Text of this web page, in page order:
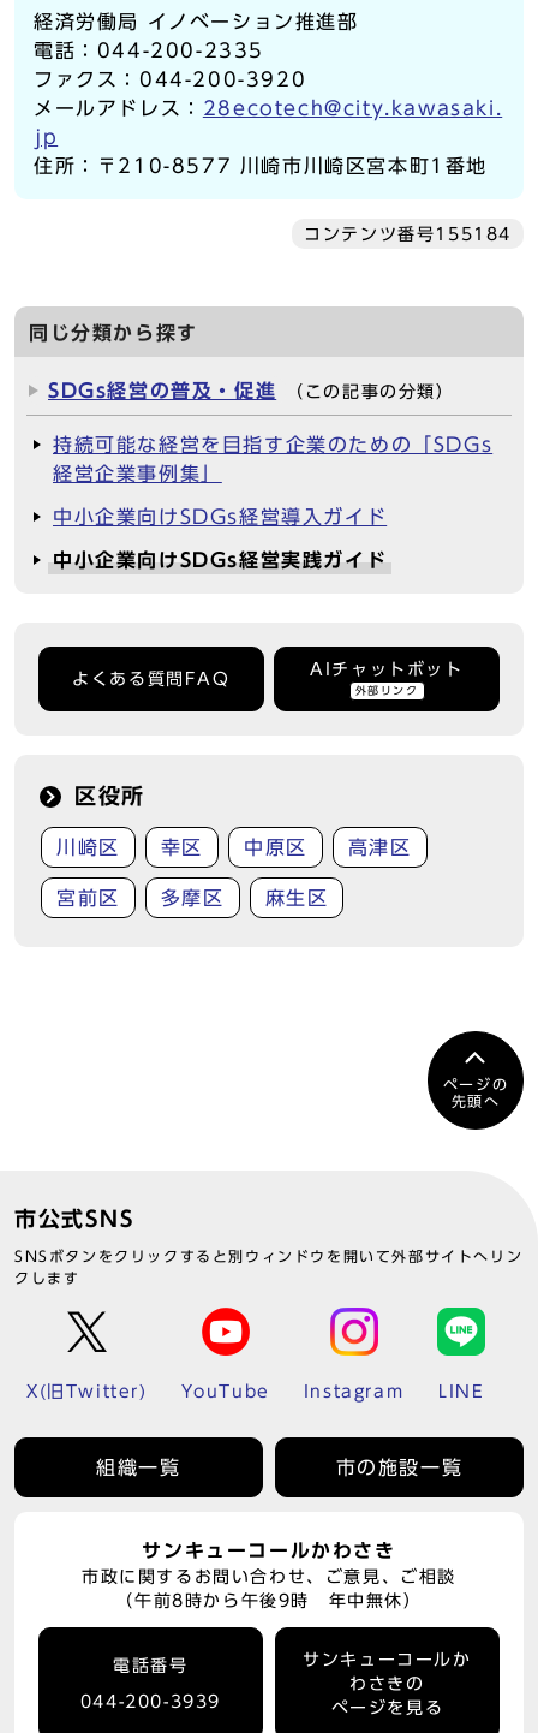
経済労働局 イノベーション推進部
電話：044-200-2335
ファクス：044-200-3920
メールアドレス： 28ecotech@city.kawasaki.
jp
住所：〒210-8577 川崎市川崎区宮本町1番地
コンテンツ番号155184
同じ分類から探す
SDGs経営の普及・促進 （この記事の分類）
持続可能な経営を目指す企業のための「SDGs
経営企業事例集」
中小企業向けSDGs経営導入ガイド
中小企業向けSDGs経営実践ガイド
よくある質問FAQ
AIチャットボット
外部リンク
区役所
川崎区 幸区 中原区 高津区
宮前区 多摩区 麻生区
ページの
先頭へ
市公式SNS
SNSボタンをクリックすると別ウィンドウを開いて外部サイトへリン
クします
X(旧Twitter) YouTube Instagram LINE
組織一覧 市の施設一覧
サンキューコールかわさき
市政に関するお問い合わせ、ご意見、ご相談
（午前8時から午後9時 年中無休）
電話番号
044-200-3939
サンキューコールか
わさきの
ページを見る